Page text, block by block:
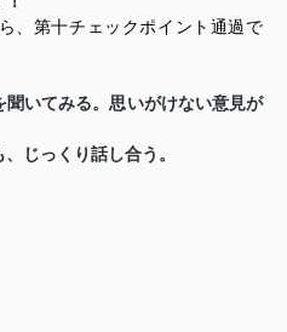
、第十チェックポイント通過で
聞いてみる。思いがけない意見が
じっくり話し合う。